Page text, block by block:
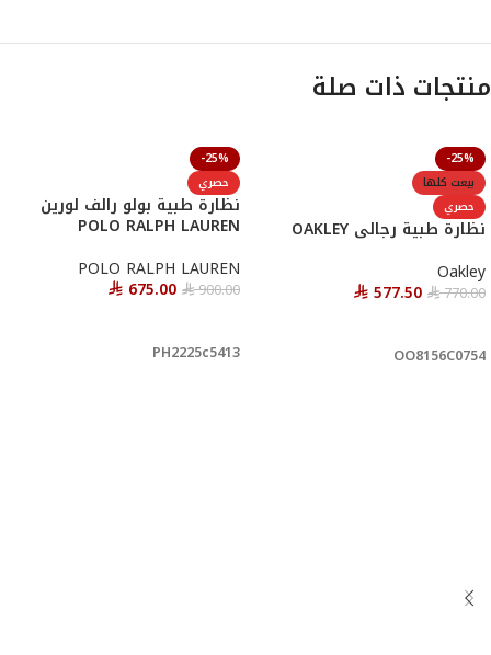
منتجات ذات صلة
-25%
بيعت كلها
حصري
نظارة طبية رجالى OAKLEY
Oakley
⃁770.00
⃁ 577.50
OO8156C0754
-25%
حصري
نظارة طبية بولو رالف لورين
POLO RALPH LAUREN
POLO RALPH LAUREN
⃁900.00
⃁ 675.00
PH2225c5413